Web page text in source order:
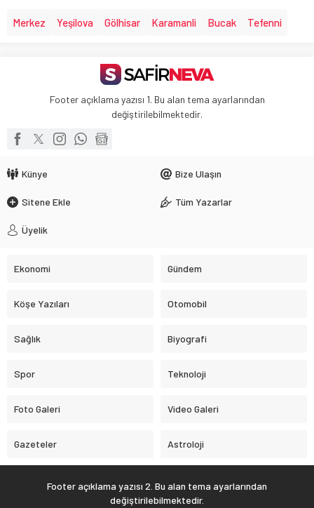
Merkez Yeşilova Gölhisar Karamanli Bucak Tefenni
Footer açıklama yazısı 1. Bu alan tema ayarlarından
değiştirilebilmektedir.
Künye Bize Ulaşın
Sitene Ekle Tüm Yazarlar
Üyelik
Ekonomi Gündem
Köşe Yazıları Otomobil
Sağlık Biyografi
Spor Teknoloji
Foto Galeri Video Galeri
Gazeteler Astroloji
Footer açıklama yazısı 2. Bu alan tema ayarlarından
değiştirilebilmektedir.